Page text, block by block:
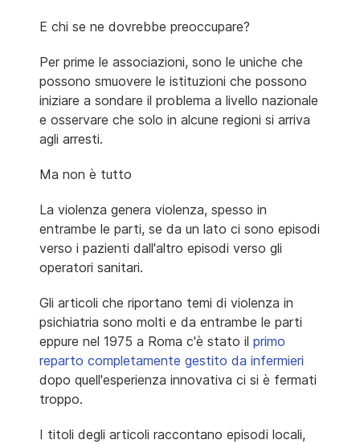
E chi se ne dovrebbe preoccupare?
Per prime le associazioni, sono le uniche che
possono smuovere le istituzioni che possono
iniziare a sondare il problema a livello nazionale
e osservare che solo in alcune regioni si arriva
agli arresti.
Ma non è tutto
La violenza genera violenza, spesso in
entrambe le parti, se da un lato ci sono episodi
verso i pazienti dall'altro episodi verso gli
operatori sanitari.
Gli articoli che riportano temi di violenza in
psichiatria sono molti e da entrambe le parti
eppure nel 1975 a Roma c'è stato il primo
reparto completamente gestito da infermieri
dopo quell'esperienza innovativa ci si è fermati
troppo.
I titoli degli articoli raccontano episodi locali,